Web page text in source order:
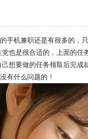
手机兼职还是有很多的，
也是很合适的，上面的任
想要做的任务领取后完成
有什么问题的！